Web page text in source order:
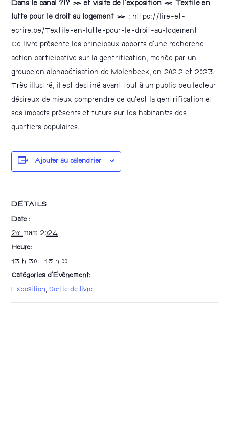
Dans le canal ?!? » et visite de l’exposition « Textile en
lutte pour le droit au logement » : https://lire-et-
ecrire.be/Textile-en-lutte-pour-le-droit-au-logement
Ce livre présente les principaux apports d’une recherche-
action participative sur la gentrification, menée par un
groupe en alphabétisation de Molenbeek, en 2022 et 2023.
Très illustré, il est destiné avant tout à un public peu lecteur
désireux de mieux comprendre ce qu’est la gentrification et
ses impacts présents et futurs sur les habitant·es des
quartiers populaires.
Ajouter au calendrier
DÉTAILS
Date :
26 mars 2024
Heure :
13 h 30 - 15 h 00
Catégories d’Évènement:
Exposition ,Sortie de livre